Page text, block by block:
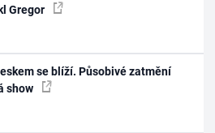
Gregor
se blíží. Působivé zatmění
show